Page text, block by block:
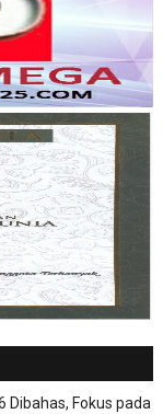
Dibahas, Fokus pada